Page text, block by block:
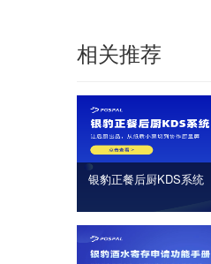
相关推荐
银豹正餐后厨KDS系统